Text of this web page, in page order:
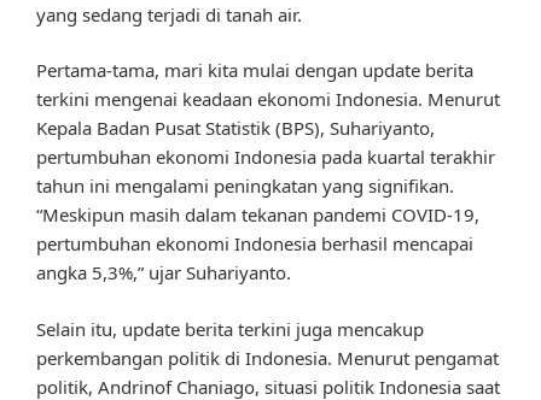
yang sedang terjadi di tanah air.
Pertama-tama, mari kita mulai dengan update berita
terkini mengenai keadaan ekonomi Indonesia. Menurut
Kepala Badan Pusat Statistik (BPS), Suhariyanto,
pertumbuhan ekonomi Indonesia pada kuartal terakhir
tahun ini mengalami peningkatan yang signifikan.
“Meskipun masih dalam tekanan pandemi COVID-19,
pertumbuhan ekonomi Indonesia berhasil mencapai
angka 5,3%,” ujar Suhariyanto.
Selain itu, update berita terkini juga mencakup
perkembangan politik di Indonesia. Menurut pengamat
politik, Andrinof Chaniago, situasi politik Indonesia saat